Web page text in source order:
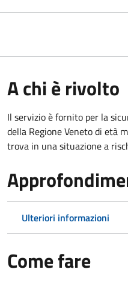
A chi è rivolto
Il servizio è fornito per la
della Regione Veneto di età
trova in una situazione a
Ulteriori informazioni
Come fare